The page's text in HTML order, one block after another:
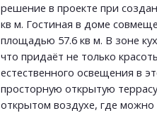
решение в проекте при
кв м. Гостиная в доме
площадью 57.6 кв м. В зоне
что придаёт не только
естественного освещения в
просторную открытую
открытом воздухе, где